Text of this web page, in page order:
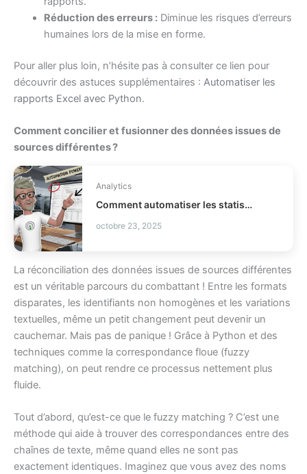
Réduction des erreurs :Diminue les risques d’erreurs
humaines lors de la mise en forme.
Pour aller plus loin, n’hésite pas à consulter ce lien pour
découvrir des astuces supplémentaires : Automatiser les
rapports Excel avec Python.
Comment concilier et fusionner des données issues de
sources différentes ?
Analytics
Comment automatiser les statistiques descriptives Python ?
octobre 23, 2025
La réconciliation des données issues de sources différentes
est un véritable parcours du combattant ! Entre les formats
disparates, les identifiants non homogènes et les variations
textuelles, même un petit changement peut devenir un
cauchemar. Mais pas de panique ! Grâce à Python et des
techniques comme la correspondance floue (fuzzy
matching), on peut rendre ce processus nettement plus
fluide.
Tout d’abord, qu’est-ce que le fuzzy matching ? C’est une
méthode qui aide à trouver des correspondances entre des
chaînes de texte, même quand elles ne sont pas
exactement identiques. Imaginez que vous avez des noms